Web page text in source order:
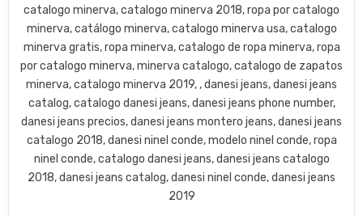
catalogo minerva, catalogo minerva 2018, ropa por catalogo
minerva, catálogo minerva, catalogo minerva usa, catalogo
minerva gratis, ropa minerva, catalogo de ropa minerva, ropa
por catalogo minerva, minerva catalogo, catalogo de zapatos
minerva, catalogo minerva 2019, , danesi jeans, danesi jeans
catalog, catalogo danesi jeans, danesi jeans phone number,
danesi jeans precios, danesi jeans montero jeans, danesi jeans
catalogo 2018, danesi ninel conde, modelo ninel conde, ropa
ninel conde, catalogo danesi jeans, danesi jeans catalogo
2018, danesi jeans catalog, danesi ninel conde, danesi jeans
2019